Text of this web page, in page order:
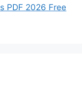
PDF 2026 Free